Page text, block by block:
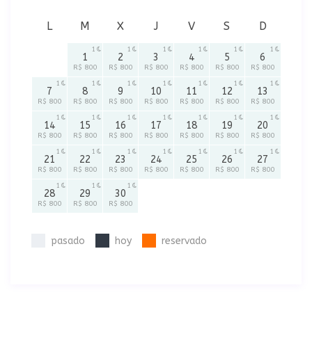
L M X J V S D
1
R$ 800
1
2
R$ 800
1
3
R$ 800
1
4
R$ 800
1
5
R$ 800
1
6
R$ 800
1
7
R$ 800
1
8
R$ 800
1
9
R$ 800
1
10
R$ 800
1
11
R$ 800
1
12
R$ 800
1
13
R$ 800
1
14
R$ 800
1
15
R$ 800
1
16
R$ 800
1
17
R$ 800
1
18
R$ 800
1
19
R$ 800
1
20
R$ 800
1
21
R$ 800
1
22
R$ 800
1
23
R$ 800
1
24
R$ 800
1
25
R$ 800
1
26
R$ 800
1
27
R$ 800
1
28
R$ 800
1
29
R$ 800
1
30
R$ 800
1
pasado hoy reservado